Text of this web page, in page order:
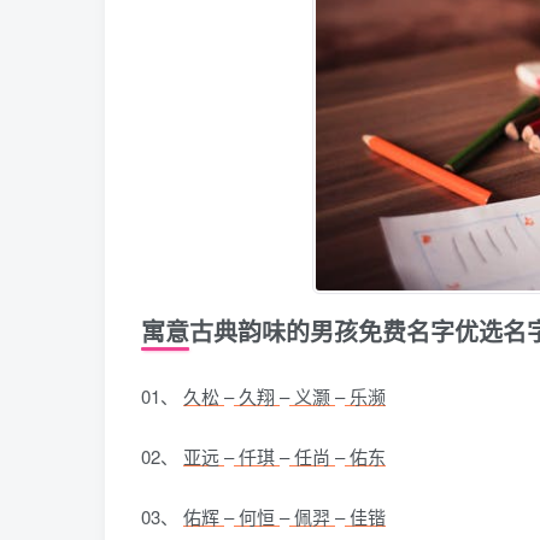
寓意古典韵味的男孩免费名字优选名
01、 久松–久翔 –义灏–乐濒
02、 亚远–仟琪–任尚 –佑东
03、 佑辉–何恒 –佩羿–佳锴